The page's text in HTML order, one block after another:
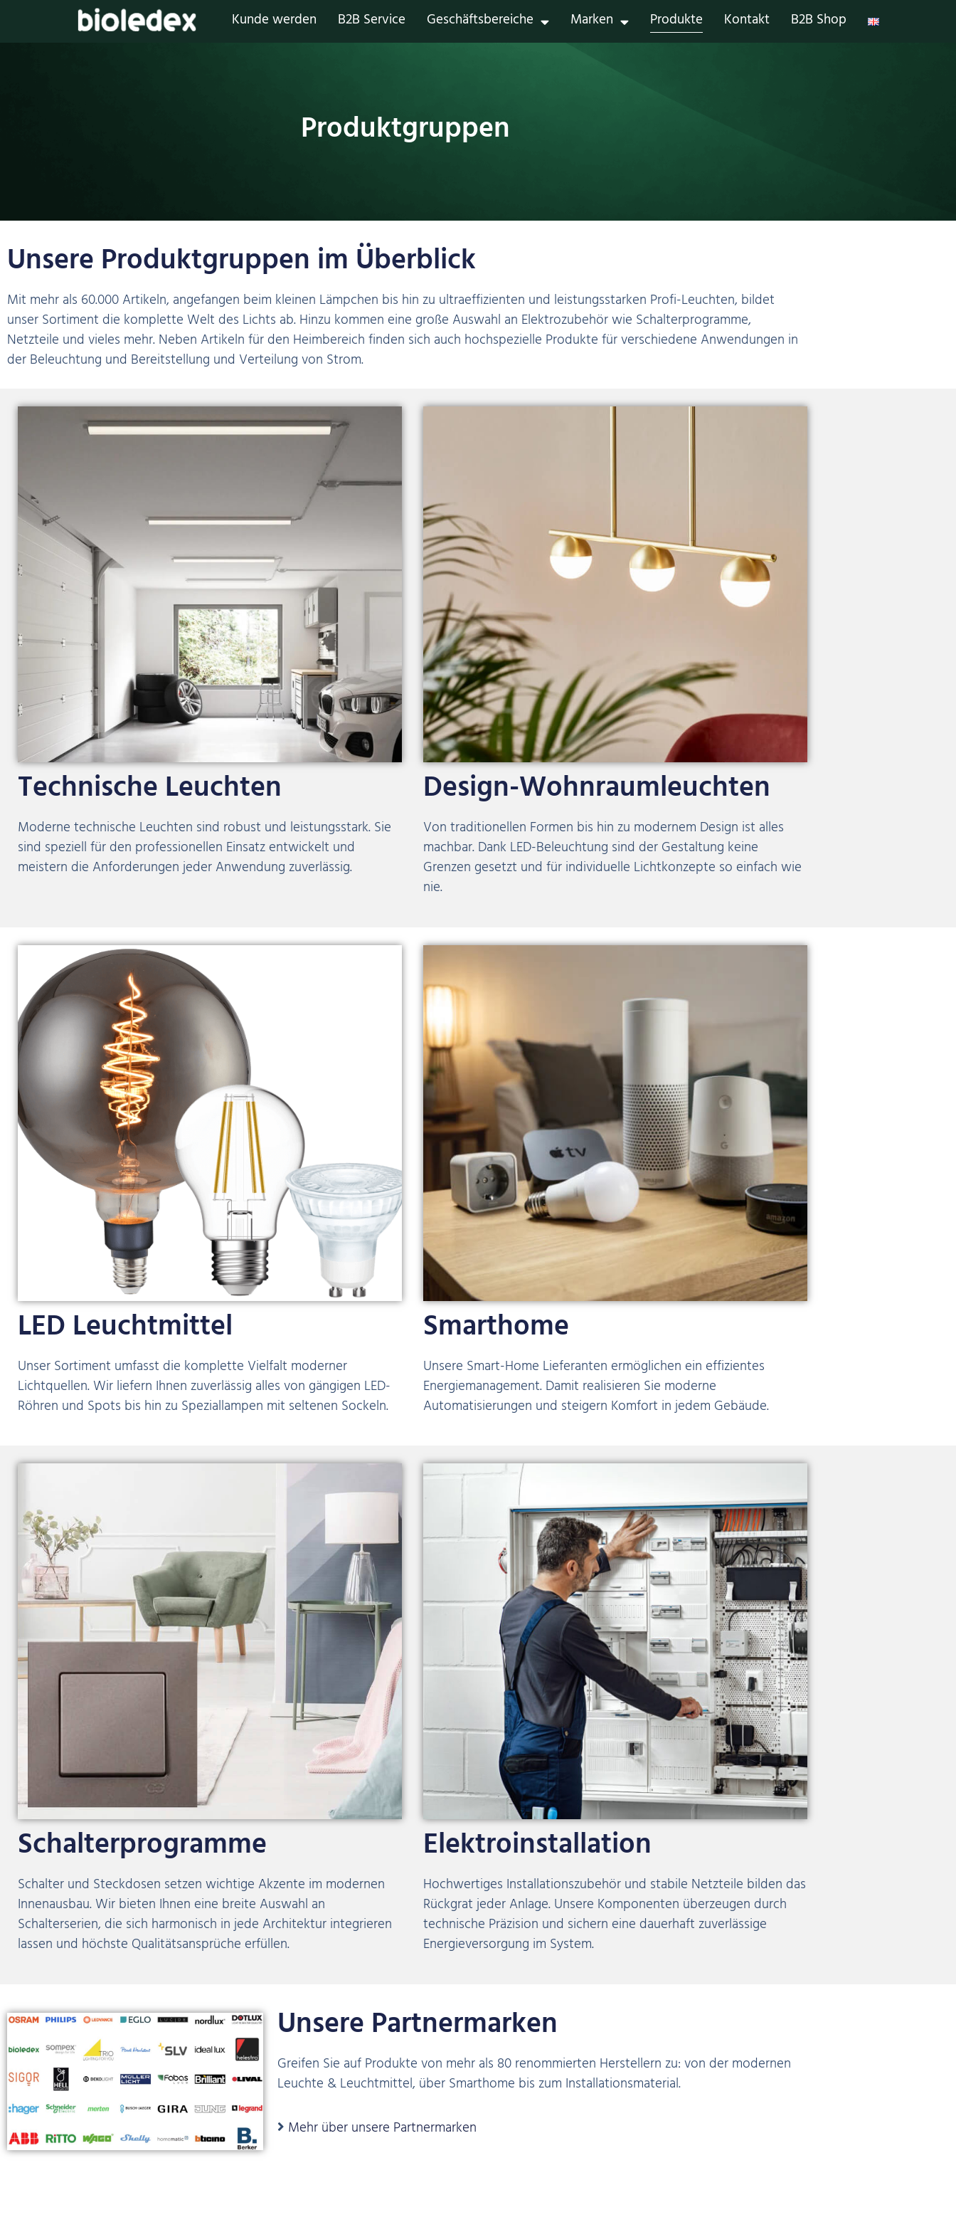
Kunde werden B2B Service Geschäftsbereiche Marken Produkte Kontakt B2B Shop
Produktgruppen
Unsere Produktgruppen im Überblick
Mit mehr als 60.000 Artikeln, angefangen beim kleinen Lämpchen bis hin zu ultraeffizienten und leistungsstarken Profi-Leuchten, bildet
unser Sortiment die komplette Welt des Lichts ab. Hinzu kommen eine große Auswahl an Elektrozubehör wie Schalterprogramme,
Netzteile und vieles mehr. Neben Artikeln für den Heimbereich finden sich auch hochspezielle Produkte für verschiedene Anwendungen in
der Beleuchtung und Bereitstellung und Verteilung von Strom.
Technische Leuchten
Moderne technische Leuchten sind robust und leistungsstark. Sie
sind speziell für den professionellen Einsatz entwickelt und
meistern die Anforderungen jeder Anwendung zuverlässig.
Design-Wohnraumleuchten
Von traditionellen Formen bis hin zu modernem Design ist alles
machbar. Dank LED-Beleuchtung sind der Gestaltung keine
Grenzen gesetzt und für individuelle Lichtkonzepte so einfach wie
nie.
LED Leuchtmittel
Unser Sortiment umfasst die komplette Vielfalt moderner
Lichtquellen. Wir liefern Ihnen zuverlässig alles von gängigen LED-
Röhren und Spots bis hin zu Speziallampen mit seltenen Sockeln.
Smarthome
Unsere Smart-Home Lieferanten ermöglichen ein effizientes
Energiemanagement. Damit realisieren Sie moderne
Automatisierungen und steigern Komfort in jedem Gebäude.
Schalterprogramme
Schalter und Steckdosen setzen wichtige Akzente im modernen
Innenausbau. Wir bieten Ihnen eine breite Auswahl an
Schalterserien, die sich harmonisch in jede Architektur integrieren
lassen und höchste Qualitätsansprüche erfüllen.
Elektroinstallation
Hochwertiges Installationszubehör und stabile Netzteile bilden das
Rückgrat jeder Anlage. Unsere Komponenten überzeugen durch
technische Präzision und sichern eine dauerhaft zuverlässige
Energieversorgung im System.
Unsere Partnermarken
Greifen Sie auf Produkte von mehr als 80 renommierten Herstellern zu: von der modernen
Leuchte & Leuchtmittel, über Smarthome bis zum Installationsmaterial.
Mehr über unsere Partnermarken